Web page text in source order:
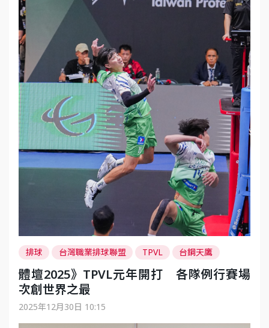
排球 台灣職業排球聯盟 TPVL
台鋼天鷹
臺北伊斯特
桃園雲豹飛將 臺中連莊
體壇2025》TPVL元年開打 各隊例行賽場
次創世界之最
2025年12月30日 10:15